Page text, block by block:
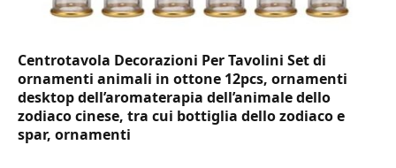
Centrotavola Decorazioni Per Tavolini Set di
ornamenti animali in ottone 12pcs, ornamenti
desktop dell’aromaterapia dell’animale dello
zodiaco cinese, tra cui bottiglia dello zodiaco e
spar, ornamenti